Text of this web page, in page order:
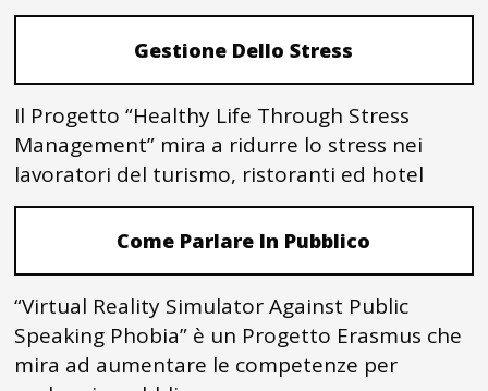
Gestione Dello Stress
Il Progetto “Healthy Life Through Stress
Management” mira a ridurre lo stress nei
lavoratori del turismo, ristoranti ed hotel
Come Parlare In Pubblico
“Virtual Reality Simulator Against Public
Speaking Phobia” è un Progetto Erasmus che
mira ad aumentare le competenze per